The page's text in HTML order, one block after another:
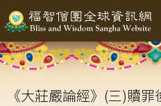
《大莊嚴論經》(三)贖罪